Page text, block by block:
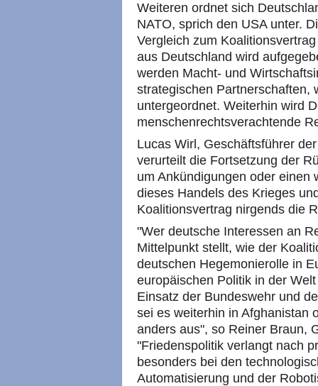
Weiteren ordnet sich
NATO, sprich den USA unter.
Vergleich zum
aus Deutschland wird
werden Macht- und
strategischen Partnerschaften,
untergeordnet. Weiterhin wird
menschenrechtsverachtende
Lucas Wirl, Geschäftsführer
verurteilt die Fortsetzung der
um Ankündigungen oder einen
dieses Handels des Krieges
Koalitionsvertrag nirgends die
"Wer deutsche Interessen an
Mittelpunkt stellt, wie der
deutschen Hegemonierolle in
europäischen Politik in der
Einsatz der Bundeswehr und
sei es weiterhin in Afghanistan
anders aus", so Reiner Braun,
"Friedenspolitik verlangt nach
besonders bei den
Automatisierung und der